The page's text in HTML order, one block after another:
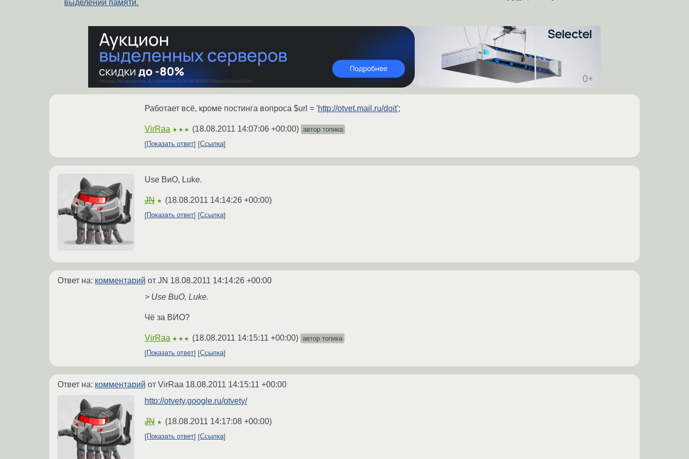
выделении памяти.
Работает всё, кроме постинга вопроса $url = 'http://otvet.mail.ru/doit';
VirRaa ★★★ (18.08.2011 14:07:06 +00:00) автор топика
Показать ответ
Ссылка
Use ВиО, Luke.
JN ★ (18.08.2011 14:14:26 +00:00)
Показать ответ Ссылка
Ответ на: комментарий от JN 18.08.2011 14:14:26 +00:00
> Use ВиО, Luke.
Чё за ВИО?
VirRaa ★★★ (18.08.2011 14:15:11 +00:00) автор топика
Показать ответ
Ссылка
Ответ на: комментарий от VirRaa 18.08.2011 14:15:11 +00:00
http://otvety.google.ru/otvety/
JN ★ (18.08.2011 14:17:08 +00:00)
Показать ответ Ссылка